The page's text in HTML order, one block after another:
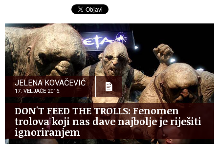
JELENA KOVAČEVIĆ
17. VELJAČE 2016.
DON'T FEED THE TROLLS: Fenomen
trolova koji nas dave najbolje je riješiti
ignoriranjem